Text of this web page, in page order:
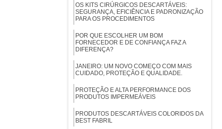
OS KITS CIRÚRGICOS DESCARTÁVEIS:
SEGURANÇA, EFICIÊNCIA E PADRONIZAÇÃO
PARA OS PROCEDIMENTOS
POR QUE ESCOLHER UM BOM
FORNECEDOR E DE CONFIANÇA FAZ A
DIFERENÇA?
JANEIRO: UM NOVO COMEÇO COM MAIS
CUIDADO, PROTEÇÃO E QUALIDADE.
PROTEÇÃO E ALTA PERFORMANCE DOS
PRODUTOS IMPERMEÁVEIS
PRODUTOS DESCARTÁVEIS COLORIDOS DA
BEST FABRIL